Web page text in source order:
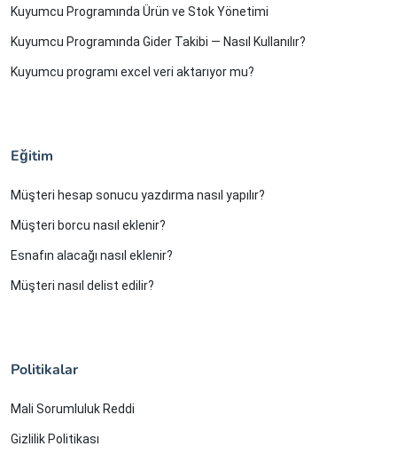
Kuyumcu Programında Ürün ve Stok Yönetimi
Kuyumcu Programında Gider Takibi — Nasıl Kullanılır?
Kuyumcu programı excel veri aktarıyor mu?
Eğitim
Müşteri hesap sonucu yazdırma nasıl yapılır?
Müşteri borcu nasıl eklenir?
Esnafın alacağı nasıl eklenir?
Müşteri nasıl delist edilir?
Politikalar
Mali Sorumluluk Reddi
Gizlilik Politikası